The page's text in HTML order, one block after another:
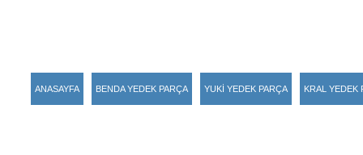
ANASAYFA BENDA YEDEK PARÇA YUKİ YEDEK PARÇA KRAL YEDEK